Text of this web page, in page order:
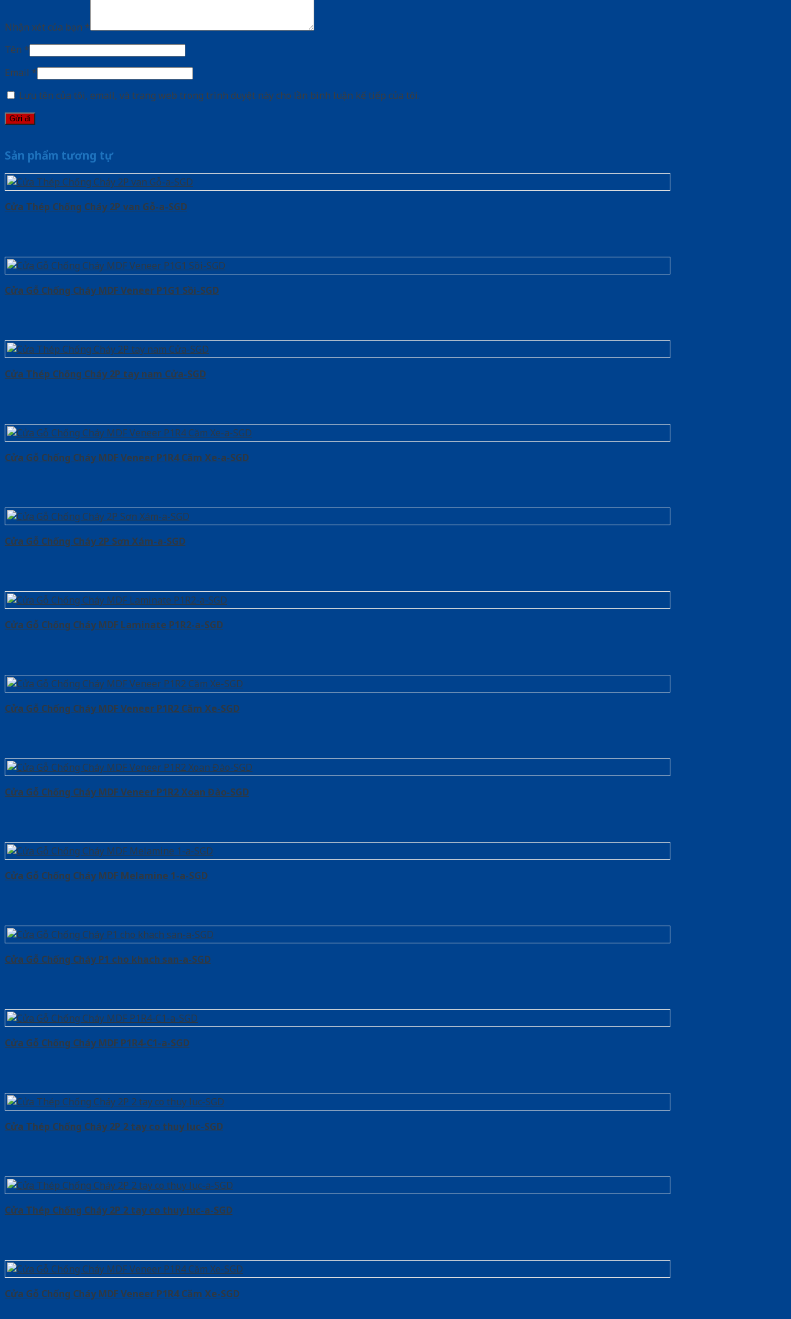
Nhận xét của bạn *
Tên *
Email *
Lưu tên của tôi, email, và trang web trong trình duyệt này cho lần bình luận kế tiếp của tôi.
Sản phẩm tương tự
Cửa Thép Chống Cháy 2P van Gỗ-a-SGD
Cửa Gỗ Chống Cháy MDF Veneer P1G1 Sồi-SGD
Cửa Thép Chống Cháy 2P tay nam Cửa-SGD
Cửa Gỗ Chống Cháy MDF Veneer P1R4 Căm Xe-a-SGD
Cửa Gỗ Chống Cháy 2P Sơn Xám-a-SGD
Cửa Gỗ Chống Cháy MDF Laminate P1R2-a-SGD
Cửa Gỗ Chống Cháy MDF Veneer P1R2 Căm Xe-SGD
Cửa Gỗ Chống Cháy MDF Veneer P1R2 Xoan Đào-SGD
Cửa Gỗ Chống Cháy MDF Melamine 1-a-SGD
Cửa Gỗ Chống Cháy P1 cho khach san-a-SGD
Cửa Gỗ Chống Cháy MDF P1R4-C1-a-SGD
Cửa Thép Chống Cháy 2P 2 tay co thuy luc-SGD
Cửa Thép Chống Cháy 2P 2 tay co thuy luc-a-SGD
Cửa Gỗ Chống Cháy MDF Veneer P1R4 Căm Xe-SGD